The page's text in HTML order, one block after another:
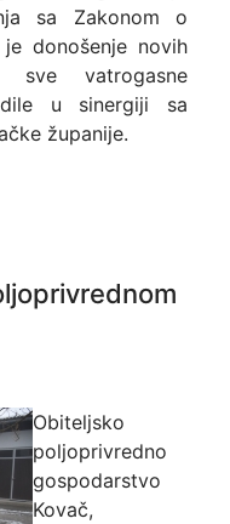
sa Zakonom o
donošenje novih
vatrogasne
u sinergiji sa
županije.
Obiteljsko
poljoprivredno
gospodarstvo
Kovač,